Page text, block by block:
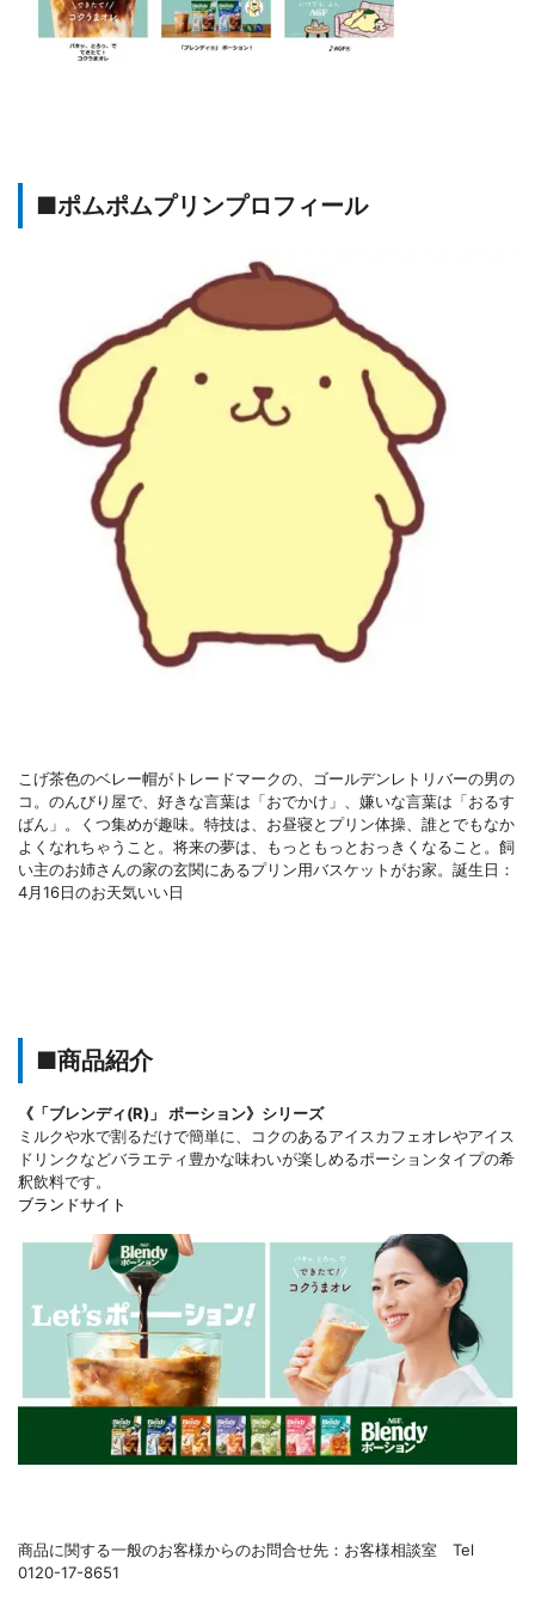
■ポムポムプリンプロフィール
こげ茶色のベレー帽がトレードマークの、ゴールデンレトリバーの男の
コ。のんびり屋で、好きな言葉は「おでかけ」、嫌いな言葉は「おるす
ばん」。くつ集めが趣味。特技は、お昼寝とプリン体操、誰とでもなか
よくなれちゃうこと。将来の夢は、もっともっとおっきくなること。飼
い主のお姉さんの家の玄関にあるプリン用バスケットがお家。誕生日：
4月16日のお天気いい日
■商品紹介
《「ブレンディ(R)」 ポーション》シリーズ
ミルクや水で割るだけで簡単に、コクのあるアイスカフェオレやアイス
ドリンクなどバラエティ豊かな味わいが楽しめるポーションタイプの希
釈飲料です。
ブランドサイト
商品に関する一般のお客様からのお問合せ先：お客様相談室 Tel
0120-17-8651